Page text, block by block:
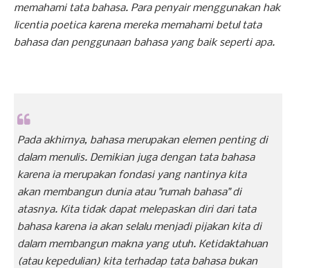
memahami tata bahasa. Para penyair menggunakan hak
licentia poetica karena mereka memahami betul tata
bahasa dan penggunaan bahasa yang baik seperti apa.
Pada akhirnya, bahasa merupakan elemen penting di
dalam menulis. Demikian juga dengan tata bahasa
karena ia merupakan fondasi yang nantinya kita
akan membangun dunia atau "rumah bahasa" di
atasnya. Kita tidak dapat melepaskan diri dari tata
bahasa karena ia akan selalu menjadi pijakan kita di
dalam membangun makna yang utuh. Ketidaktahuan
(atau kepedulian) kita terhadap tata bahasa bukan